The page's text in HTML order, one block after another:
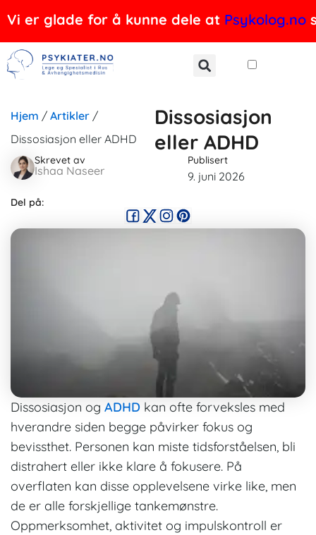
Hopp
til
innholdet
Vi er glade for å kunne dele at Psykolog.no
Hjem / Artikler /
Dissosiasjon eller ADHD
Dissosiasjon
eller ADHD
Skrevet av
Ishaa Naseer
Publisert
9. juni 2026
Del på:
Dissosiasjon og ADHD kan ofte forveksles med
hverandre siden begge påvirker fokus og
bevissthet. Personen kan miste tidsforståelsen, bli
distrahert eller ikke klare å fokusere. På
overflaten kan disse opplevelsene virke like, men
de er alle forskjellige tankemønstre.
Oppmerksomhet, aktivitet og impulskontroll er